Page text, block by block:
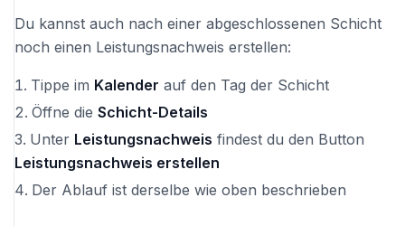
Du kannst auch nach einer abgeschlossenen Schicht
noch einen Leistungsnachweis erstellen:
Tippe im Kalender auf den Tag der Schicht
Öffne die Schicht-Details
Unter Leistungsnachweis findest du den Button
Leistungsnachweis erstellen
Der Ablauf ist derselbe wie oben beschrieben